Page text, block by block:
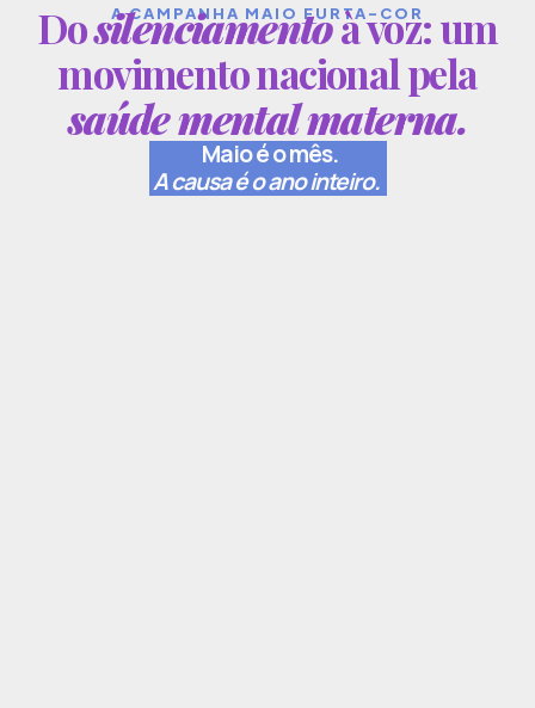
A CAMPANHA MAIO FURTA-COR
Dosilenciamentoà voz: um
movimento nacional pela
saúde mental materna.
Maio é o mês.
A causa é o ano inteiro.